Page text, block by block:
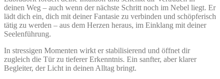
deinen Weg – auch wenn der nächste Schritt noch im Nebel liegt. Er
lädt dich ein, dich mit deiner Fantasie zu verbinden und schöpferisch
tätig zu werden – aus dem Herzen heraus, im Einklang mit deiner
Seelenführung.
In stressigen Momenten wirkt er stabilisierend und öffnet dir
zugleich die Tür zu tieferer Erkenntnis. Ein sanfter, aber klarer
Begleiter, der Licht in deinen Alltag bringt.